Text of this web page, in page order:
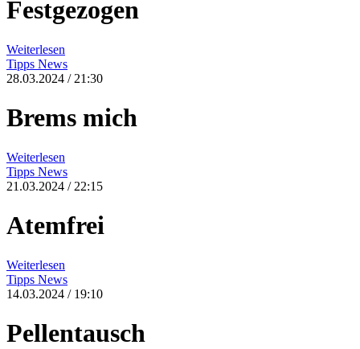
Festgezogen
Weiterlesen
Tipps News
28.03.2024 / 21:30
Brems mich
Weiterlesen
Tipps News
21.03.2024 / 22:15
Atemfrei
Weiterlesen
Tipps News
14.03.2024 / 19:10
Pellentausch